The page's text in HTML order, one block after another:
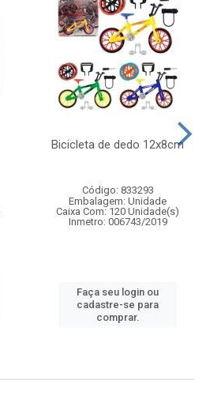
Bicicleta de dedo 12x8cm
Código: 833293
Embalagem: Unidade
Caixa Com: 120 Unidade(s)
Inmetro: 006743/2019
Faça seu login ou
cadastre-se para
comprar.